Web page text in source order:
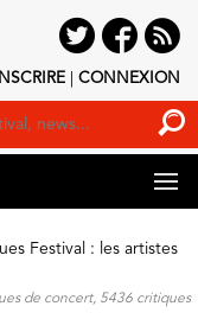
CONNEXION
Festival : les artistes
de concert, 5436 critiques